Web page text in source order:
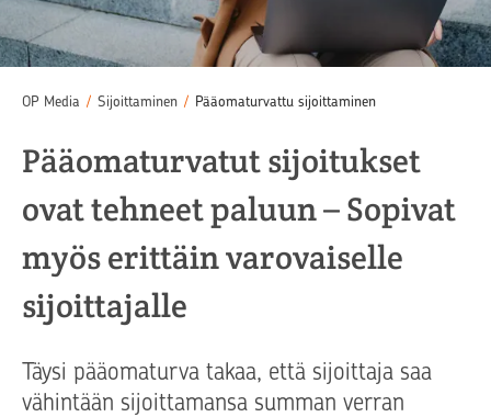
OP Media / Sijoittaminen / Pääomaturvattu sijoittaminen
Pääomaturvatut sijoitukset
ovat tehneet paluun – Sopivat
myös erittäin varovaiselle
sijoittajalle
Täysi pääomaturva takaa, että sijoittaja saa
vähintään sijoittamansa summan verran